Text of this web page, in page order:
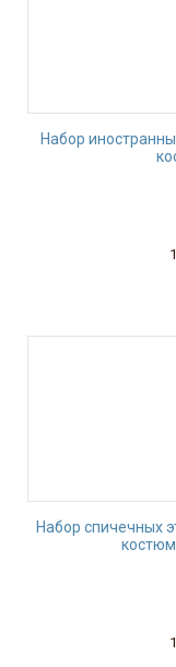
Набор
Набор спичечных